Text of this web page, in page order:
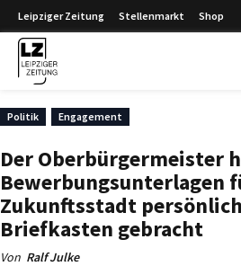
Leipziger Zeitung Stellenmarkt Shop
Politik Engagement
Der Oberbürgermeister
Bewerbungsunterlagen
Zukunftsstadt
Briefkasten gebracht
Von Ralf Julke